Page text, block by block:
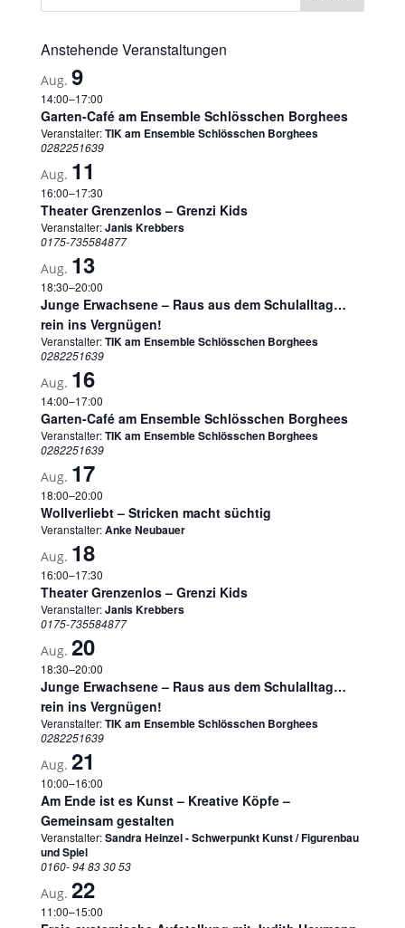
Anstehende Veranstaltungen
Aug. 9
14:00–17:00
Garten-Café am Ensemble Schlösschen Borghees
Veranstalter:TIK am Ensemble Schlösschen Borghees
0282251639
Aug. 11
16:00–17:30
Theater Grenzenlos – Grenzi Kids
Veranstalter:Janis Krebbers
0175-735584877
Aug. 13
18:30–20:00
Junge Erwachsene – Raus aus dem Schulalltag…
rein ins Vergnügen!
Veranstalter:TIK am Ensemble Schlösschen Borghees
0282251639
Aug. 16
14:00–17:00
Garten-Café am Ensemble Schlösschen Borghees
Veranstalter:TIK am Ensemble Schlösschen Borghees
0282251639
Aug. 17
18:00–20:00
Wollverliebt – Stricken macht süchtig
Veranstalter:Anke Neubauer
Aug. 18
16:00–17:30
Theater Grenzenlos – Grenzi Kids
Veranstalter:Janis Krebbers
0175-735584877
Aug. 20
18:30–20:00
Junge Erwachsene – Raus aus dem Schulalltag…
rein ins Vergnügen!
Veranstalter:TIK am Ensemble Schlösschen Borghees
0282251639
Aug. 21
10:00–16:00
Am Ende ist es Kunst – Kreative Köpfe –
Gemeinsam gestalten
Veranstalter:Sandra Heinzel - Schwerpunkt Kunst / Figurenbau
und Spiel
0160- 94 83 30 53
Aug. 22
11:00–15:00